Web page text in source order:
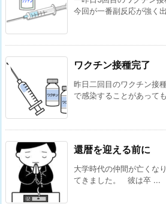
今回が一番副反応が強く
ワクチン接種完了
昨日二回目のワクチン接
で感染することがあって
還暦を迎える前に
大学時代の仲間が亡くな
てきました。 彼は卒 ...